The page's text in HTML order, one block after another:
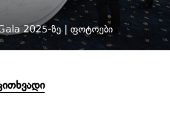
2025-ზე | ფოტოები